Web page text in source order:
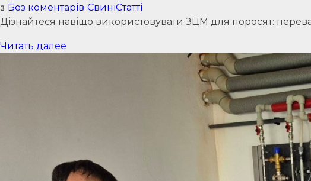
з Без коментарів СвиніСтатті
Дізнайтеся навіщо використовувати ЗЦМ для поросят:
Читать далее